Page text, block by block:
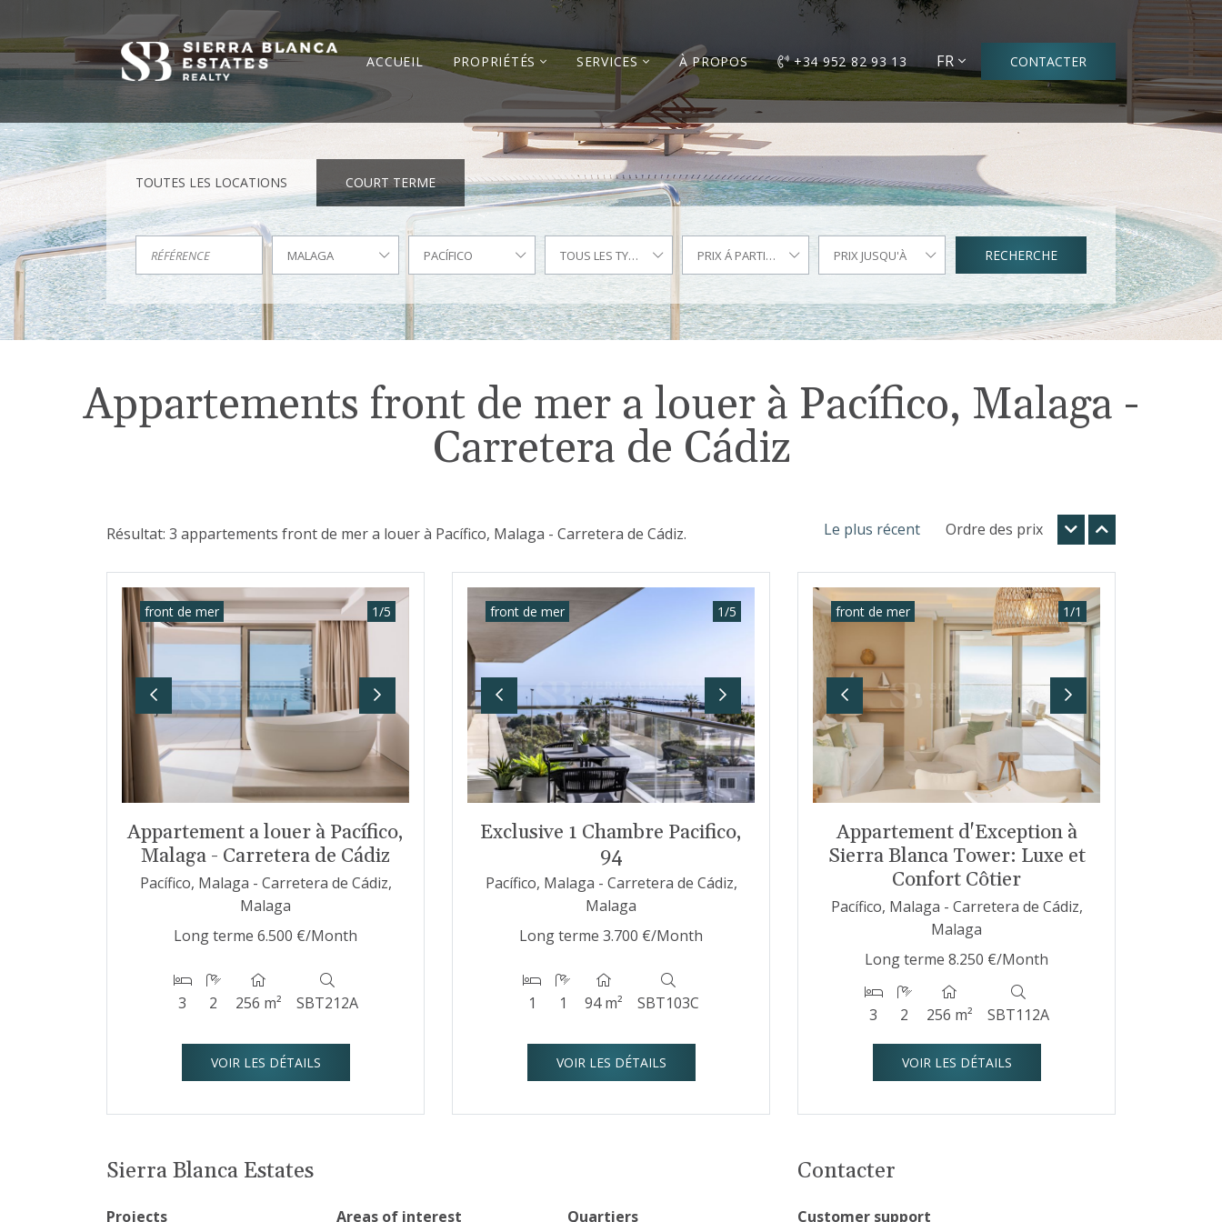
ACCUEIL PROPRIÉTÉS SERVICES À PROPOS +34 952 82 93 13 FR CONTACTER
TOUTES LES LOCATIONS COURT TERME
MALAGA PACÍFICO TOUS LES TYPES PRIX Á PARTIR DE PRIX JUSQU'À RECHERCHE
Appartements front de mer a louer à Pacífico, Malaga -
Carretera de Cádiz
Résultat: 3 appartements front de mer a louer à Pacífico, Malaga - Carretera de Cádiz. Le plus récent Ordre des prix
front de mer
Previous Next
1/5
Appartement a louer à Pacífico,
Malaga - Carretera de Cádiz
Pacífico, Malaga - Carretera de Cádiz,
Malaga
Long terme 6.500 €/Month
3 2 256 m² SBT212A
VOIR LES DÉTAILS
front de mer
Previous Next
1/5
Exclusive 1 Chambre Pacifico,
94
Pacífico, Malaga - Carretera de Cádiz,
Malaga
Long terme 3.700 €/Month
1 1 94 m² SBT103C
VOIR LES DÉTAILS
front de mer
Previous Next
1/1
Appartement d'Exception à
Sierra Blanca Tower: Luxe et
Confort Côtier
Pacífico, Malaga - Carretera de Cádiz,
Malaga
Long terme 8.250 €/Month
3 2 256 m² SBT112A
VOIR LES DÉTAILS
Sierra Blanca Estates
Projects Areas of interest Quartiers
Contacter
Customer support